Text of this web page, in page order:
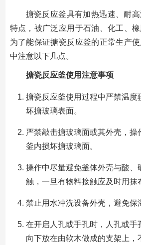
搪瓷反应釜具有加热迅速、耐
特点，被广泛应用于石油、化工、橡
为了能保证搪瓷反应釜的正常生产
中注意以下几点。
搪瓷反应釜使用注意事项
搪瓷反应釜使用过程中严禁温度
坏搪玻璃表面。
严禁敲击搪玻璃面或其外壳，操
釜内损坏搪玻璃面。
操作中尽量避免釜体外壳与酸、
触，一旦有物料接触应及时用抹
禁止用水冲洗设备外壳，避免保
在开启人孔或手孔时，人孔或手
向下放在由软木做成的支架上，